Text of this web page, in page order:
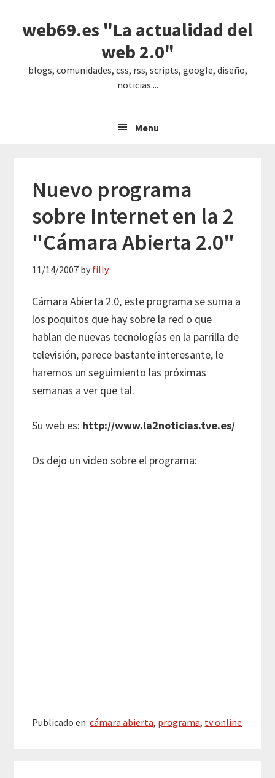
web69.es "La actualidad del
web 2.0"
blogs, comunidades, css, rss, scripts, google, diseño,
noticias....
Menu
Nuevo programa
sobre Internet en la 2
"Cámara Abierta 2.0"
11/14/2007 by filly
Cámara Abierta 2.0, este programa se suma a
los poquitos que hay sobre la red o que
hablan de nuevas tecnologías en la parrilla de
televisión, parece bastante interesante, le
haremos un seguimiento las próximas
semanas a ver que tal.
Su web es: http://www.la2noticias.tve.es/
Os dejo un video sobre el programa:
Publicado en:cámara abierta, programa, tv online